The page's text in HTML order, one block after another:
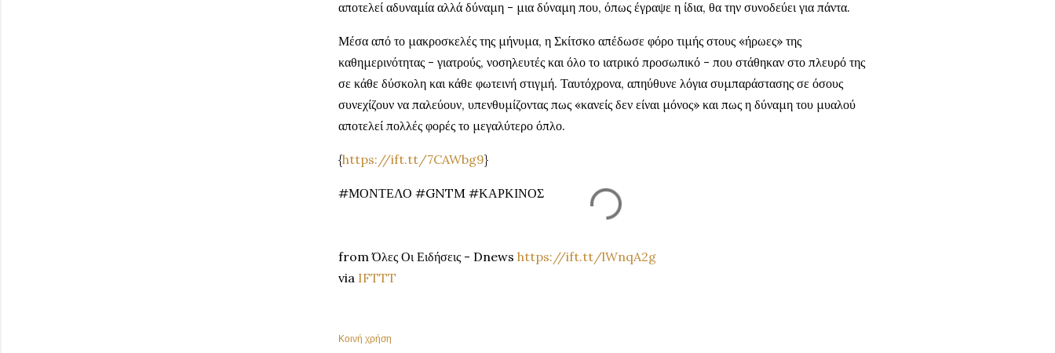
αποτελεί αδυναμία αλλά δύναμη - μια δύναμη που, όπως έγραψε η ίδια, θα την συνοδεύει για πάντα.
Μέσα από το μακροσκελές της μήνυμα, η Σκίτσκο απέδωσε φόρο τιμής στους «ήρωες» της
καθημερινότητας - γιατρούς, νοσηλευτές και όλο το ιατρικό προσωπικό - που στάθηκαν στο πλευρό της
σε κάθε δύσκολη και κάθε φωτεινή στιγμή. Ταυτόχρονα, απηύθυνε λόγια συμπαράστασης σε όσους
συνεχίζουν να παλεύουν, υπενθυμίζοντας πως «κανείς δεν είναι μόνος» και πως η δύναμη του μυαλού
αποτελεί πολλές φορές το μεγαλύτερο όπλο.
{https://ift.tt/7CAWbg9}
#ΜΟΝΤΕΛΟ #GNTM #ΚΑΡΚΙΝΟΣ
from Όλες Οι Ειδήσεις - Dnews https://ift.tt/lWnqA2g
via IFTTT
Κοινή χρήση